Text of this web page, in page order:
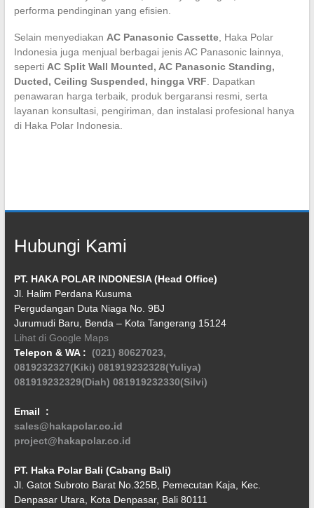
performa pendinginan yang efisien.
Selain menyediakan AC Panasonic Cassette, Haka Polar
Indonesia juga menjual berbagai jenis AC Panasonic lainnya,
seperti AC Split Wall Mounted, AC Panasonic Standing,
Ducted, Ceiling Suspended, hingga VRF . Dapatkan
penawaran harga terbaik, produk bergaransi resmi, serta
layanan konsultasi, pengiriman, dan instalasi profesional hanya
di Haka Polar Indonesia.
Hubungi Kami
PT. HAKA POLAR INDONESIA (Head Office)
Jl. Halim Perdana Kusuma
Pergudangan Duta Niaga No. 9BJ
Jurumudi Baru, Benda – Kota Tangerang 15124
Lihat di Google Maps
Telepon & WA : (021) 80627023,
0819232327(Kiki) 081919232328(Yuliya)
081919232329(Diah) 081919232330(Silvi)
Email :
sales@hakapolar.co.id
project@hakapolar.co.id
PT. Haka Polar Bali (Cabang Bali)
Jl. Gatot Subroto Barat No.325B, Pemecutan Kaja, Kec.
Denpasar Utara, Kota Denpasar, Bali 80111